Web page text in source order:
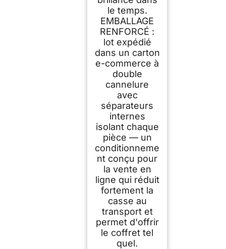
le temps.
EMBALLAGE
RENFORCÉ :
lot expédié
dans un carton
e-commerce à
double
cannelure
avec
séparateurs
internes
isolant chaque
pièce — un
conditionneme
nt conçu pour
la vente en
ligne qui réduit
fortement la
casse au
transport et
permet d'offrir
le coffret tel
quel.